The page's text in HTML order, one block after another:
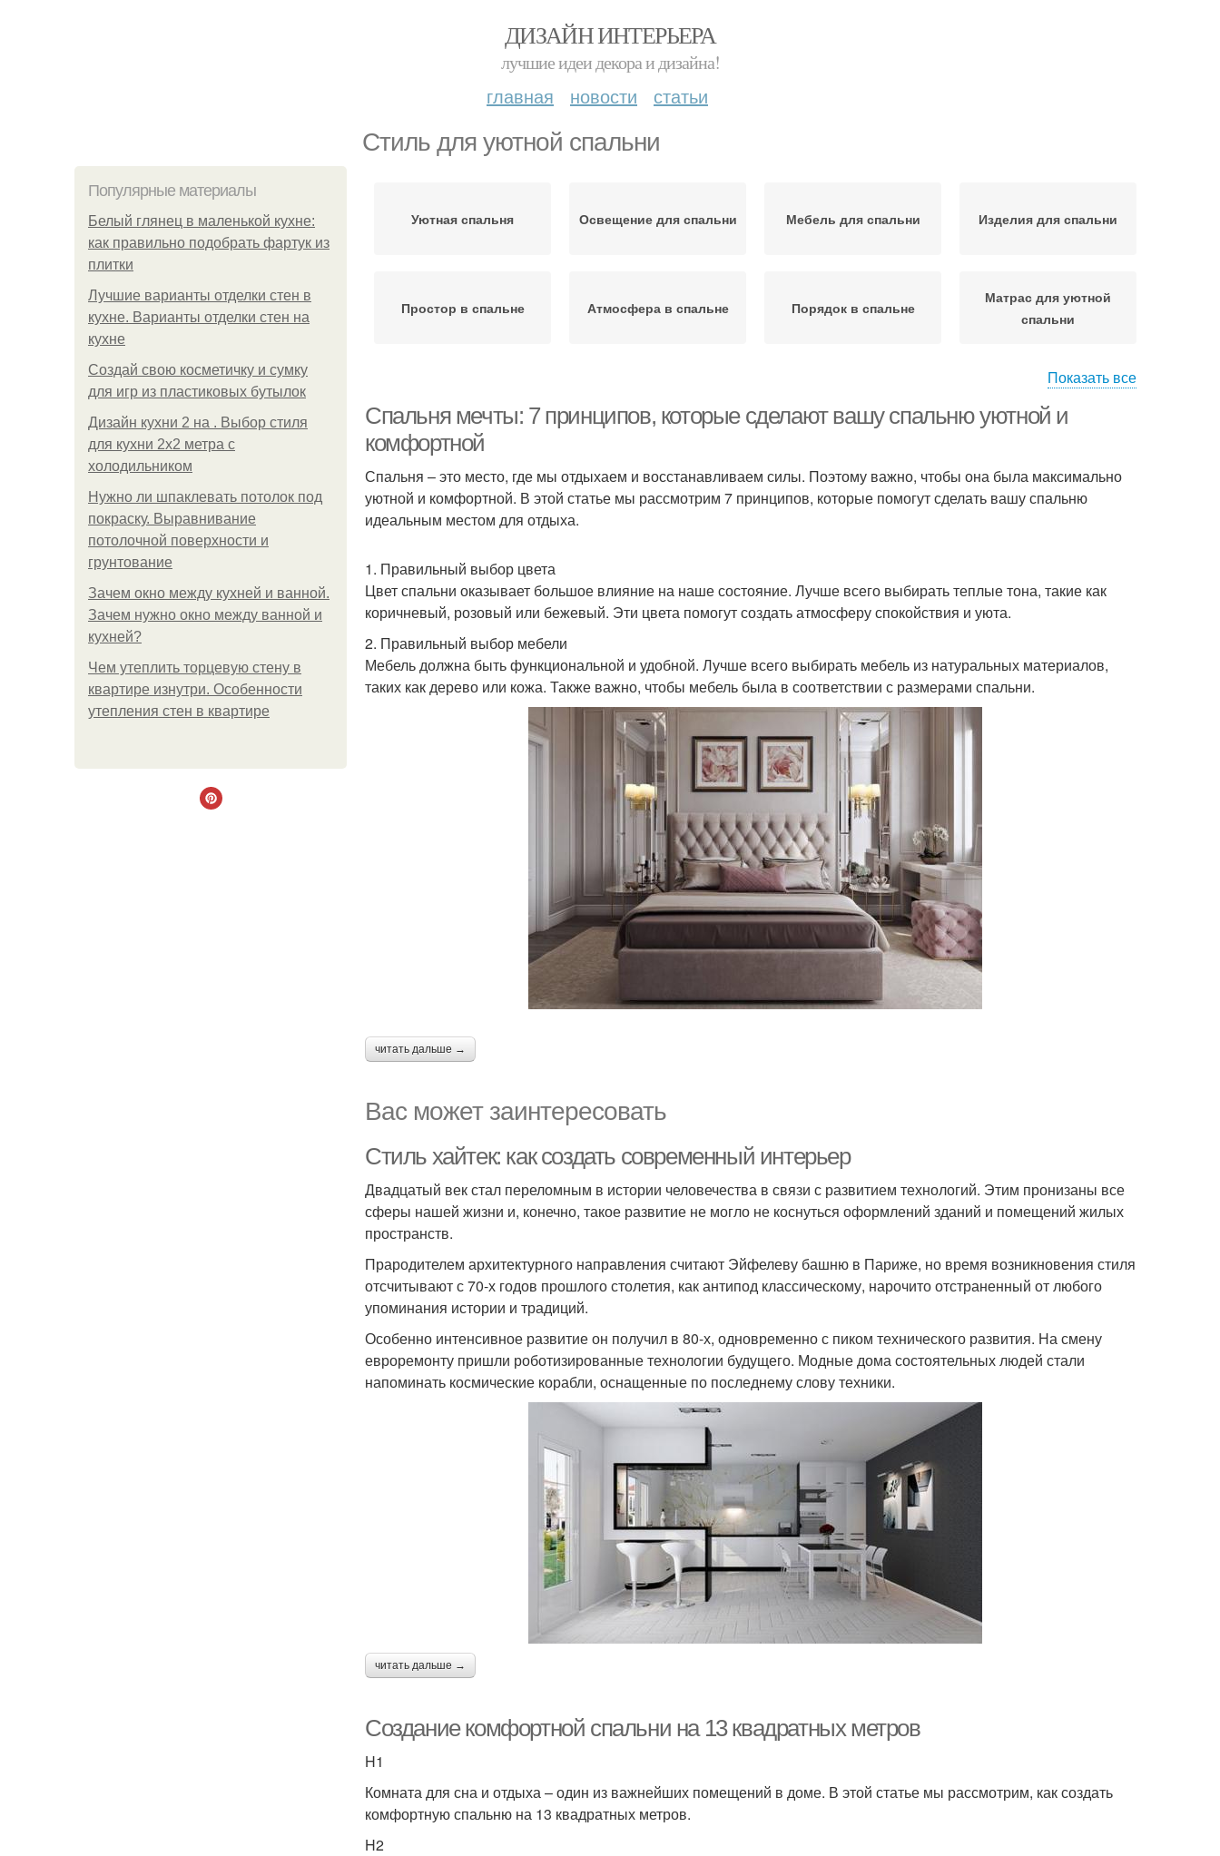
ДИЗАЙН ИНТЕРЬЕРА
лучшие идеи декора и дизайна!
главная новости статьи
Стиль для уютной спальни
Популярные материалы
Белый глянец в маленькой кухне:
как правильно подобрать фартук из
плитки
Лучшие варианты отделки стен в
кухне. Варианты отделки стен на
кухне
Создай свою косметичку и сумку
для игр из пластиковых бутылок
Дизайн кухни 2 на . Выбор стиля
для кухни 2х2 метра с
холодильником
Нужно ли шпаклевать потолок под
покраску. Выравнивание
потолочной поверхности и
грунтование
Зачем окно между кухней и ванной.
Зачем нужно окно между ванной и
кухней?
Чем утеплить торцевую стену в
квартире изнутри. Особенности
утепления стен в квартире
Уютная спальня Освещение для спальни Мебель для спальни Изделия для спальни
Простор в спальне Атмосфера в спальне Порядок в спальне
Матрас для уютной
спальни
спальни
спальни
Показать все
Спальня мечты: 7 принципов, которые сделают вашу спальню уютной и
комфортной
Спальня – это место, где мы отдыхаем и восстанавливаем силы. Поэтому важно, чтобы она была максимально
уютной и комфортной. В этой статье мы рассмотрим 7 принципов, которые помогут сделать вашу спальню
идеальным местом для отдыха.
1. Правильный выбор цвета
Цвет спальни оказывает большое влияние на наше состояние. Лучше всего выбирать теплые тона, такие как
коричневый, розовый или бежевый. Эти цвета помогут создать атмосферу спокойствия и уюта.
2. Правильный выбор мебели
Мебель должна быть функциональной и удобной. Лучше всего выбирать мебель из натуральных материалов,
таких как дерево или кожа. Также важно, чтобы мебель была в соответствии с размерами спальни.
читать дальше →
Вас может заинтересовать
Стиль хайтек: как создать современный интерьер
Двадцатый век стал переломным в истории человечества в связи с развитием технологий. Этим пронизаны все
сферы нашей жизни и, конечно, такое развитие не могло не коснуться оформлений зданий и помещений жилых
пространств.
Прародителем архитектурного направления считают Эйфелеву башню в Париже, но время возникновения стиля
отсчитывают с 70-х годов прошлого столетия, как антипод классическому, нарочито отстраненный от любого
упоминания истории и традиций.
Особенно интенсивное развитие он получил в 80-х, одновременно с пиком технического развития. На смену
евроремонту пришли роботизированные технологии будущего. Модные дома состоятельных людей стали
напоминать космические корабли, оснащенные по последнему слову техники.
читать дальше →
Создание комфортной спальни на 13 квадратных метров
H1
Комната для сна и отдыха – один из важнейших помещений в доме. В этой статье мы рассмотрим, как создать
комфортную спальню на 13 квадратных метров.
H2